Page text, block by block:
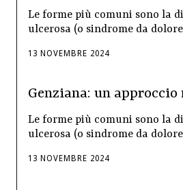
Le forme più comuni sono la
ulcerosa (o sindrome da
13 NOVEMBRE 2024
Genziana: un
Le forme più comuni sono la
ulcerosa (o sindrome da
13 NOVEMBRE 2024